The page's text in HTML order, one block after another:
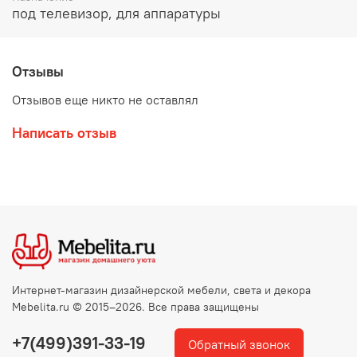
под телевизор, для аппаратуры
Отзывы
Отзывов еще никто не оставлял
Написать отзыв
+7(499)391-33-19 Обратный звонок
Интернет-магазин дизайнерской мебели, света и декора
Mebelita.ru © 2015–2026. Все права защищены